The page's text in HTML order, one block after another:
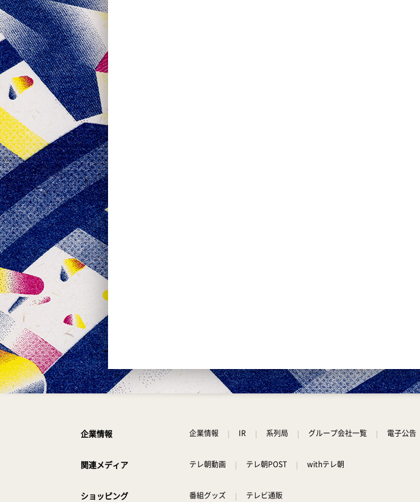
企業情報 企業情報 IR 系列局 グループ会社一覧 電子公告
関連メディア テレ朝動画 テレ朝POST withテレ朝
ショッピング 番組グッズ テレビ通販